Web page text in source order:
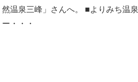
然温泉三峰」さんへ。 ■よりみち温
ー・・・